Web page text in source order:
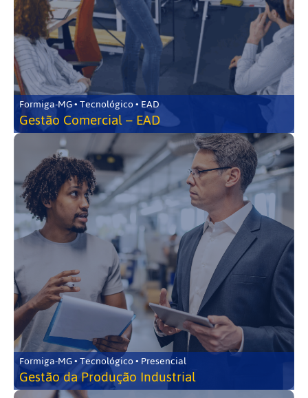
Formiga-MG • Tecnológico • EAD
Gestão Comercial – EAD
Formiga-MG • Tecnológico • Presencial
Gestão da Produção Industrial